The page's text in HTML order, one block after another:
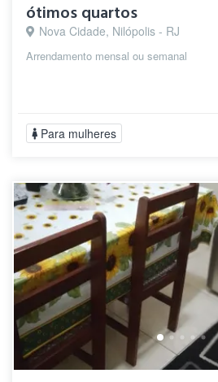
ótimos quartos
Nova Cidade, Nilópolis - RJ
Arrendamento mensal ou semanal
Para mulheres